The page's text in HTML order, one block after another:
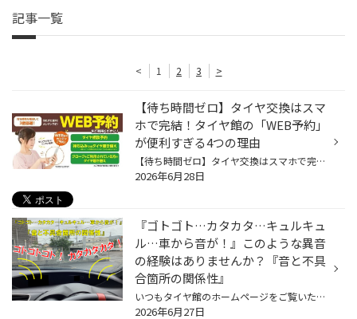
記事一覧
< 1 2 3 >
【待ち時間ゼロ】タイヤ交換はスマ
ホで完結！タイヤ館の「WEB予約」
が便利すぎる4つの理由
【待ち時間ゼロ】タイヤ交換はスマホで完結！タイヤ館の「WEB予約」が便利すぎる4つの理由 「タイヤ交換に行きたいけれど、お店で長時間待たされるのは嫌だな…」 「電話で予約するのは少し面倒だし、営業時間中にかける暇がない」 そんな風に悩んでいませんか？ タイヤ館では、スマホやパソコンから...
2026年6月28日
『ゴトゴト…カタカタ…キュルキュ
ル…車から音が！』このような異音
の経験はありませんか？『音と不具
合箇所の関係性』
いつもタイヤ館のホームページをご覧いただき ありがとうございます。 『ゴトゴト…カタカタ…キュルキュル…車から音が！』このような異音の経験はありませんか？『音と不具合箇所の関係性』 お車を使用していて… 『コトコト』『カタカタ』 『キィキィ』『キュルキュル』 このような気になってしまう ...
2026年6月27日